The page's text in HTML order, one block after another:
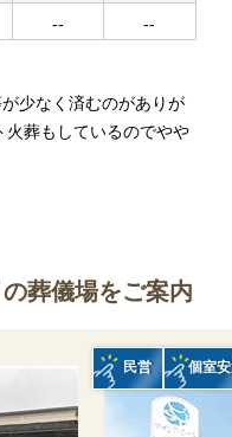
-- --
少なく済むのがありが
火葬もしているのでやや
葬儀場をご案内
民営 個室